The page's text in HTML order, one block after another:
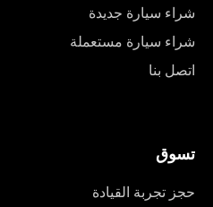
شراء سيارة جديدة
شراء سيارة مستعملة
اتصل بنا
تسوق
حجز تجربة القيادة